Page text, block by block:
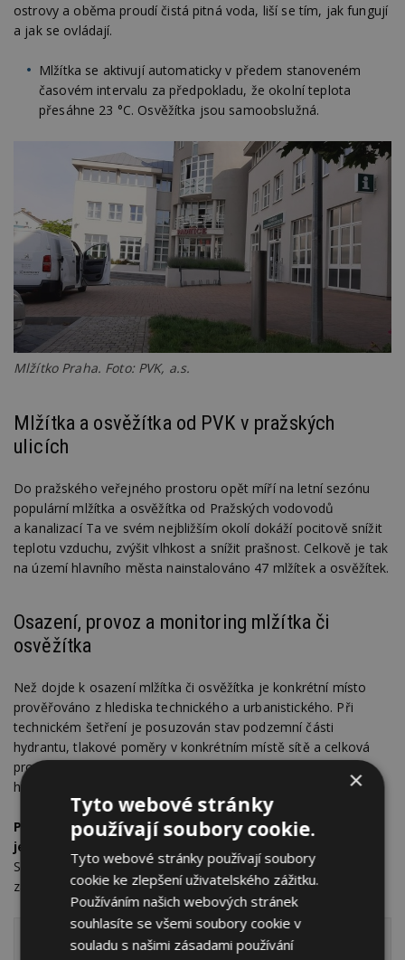
ostrovy a oběma proudí čistá pitná voda, liší se tím, jak fungují
a jak se ovládají.
Mlžítka se aktivují automaticky v předem stanoveném
časovém intervalu za předpokladu, že okolní teplota
přesáhne 23 °C. Osvěžítka jsou samoobslužná.
Mlžítko Praha. Foto: PVK, a.s.
Mlžítka a osvěžítka od PVK v pražských
ulicích
Do pražského veřejného prostoru opět míří na letní sezónu
populární mlžítka a osvěžítka od Pražských vodovodů
a kanalizací Ta ve svém nejbližším okolí dokáží pocitově snížit
teplotu vzduchu, zvýšit vlhkost a snížit prašnost. Celkově je tak
na území hlavního města nainstalováno 47 mlžítek a osvěžítek.
Osazení, provoz a monitoring mlžítka či
osvěžítka
Než dojde k osazení mlžítka či osvěžítka je konkrétní místo
prověřováno z hlediska technického a urbanistického. Při
technickém šetření je posuzován stav podzemní části
hydrantu, tlakové poměry v konkrétním místě sítě a celková
provozní vhodnost; z dalšího prověřování jsou vyřazeny
hydranty s primární funkcí zdroje vody pro hašení požárů.
Provoz a monitoring zařízení zajišťuje digitální řídicí
jednotka
Spotřeba vody činí přibližně 18 litrů za hodinu, do mlžicího
zařízení proudí pitná voda přímo z vodovodního řadu.
Plzeňské kašny, fontány, pítka a vodní prvky prošly
×
Tyto webové stránky
používají soubory cookie.
Tyto webové stránky používají soubory
cookie ke zlepšení uživatelského zážitku.
Používáním našich webových stránek
souhlasíte se všemi soubory cookie v
souladu s našimi zásadami používání